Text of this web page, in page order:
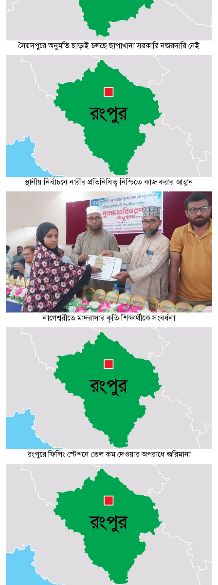
সৈয়দপুরে অনুমতি ছাড়াই চলছে ছাপাখানা সরকারি নজরদারি নেই
স্থানীয় নির্বাচনে নারীর প্রতিনিধিত্ব নিশ্চিতে কাজ করার আহ্বান
নাগেশ্বরীতে মাদরাসার কৃতি শিক্ষার্থীকে সংবর্ধনা
রংপুরে ফিলিং স্টেশনে তেল কম দেওয়ার অপরাধে জরিমানা